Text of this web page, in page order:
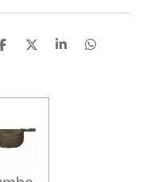
D
D
S
D